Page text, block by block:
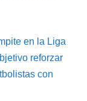
en la Liga
reforzar
con